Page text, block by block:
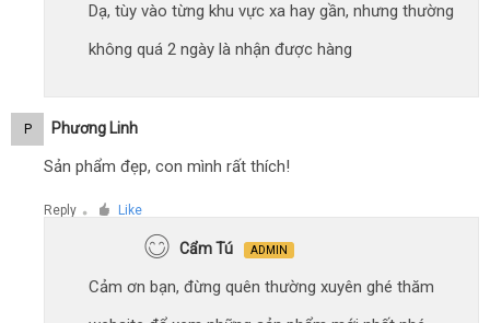
Dạ, tùy vào từng khu vực xa hay gần, nhưng thường
không quá 2 ngày là nhận được hàng
P Phương Linh
Sản phẩm đẹp, con mình rất thích!
Reply ● Like
Cẩm Tú ADMIN
Cảm ơn bạn, đừng quên thường xuyên ghé thăm